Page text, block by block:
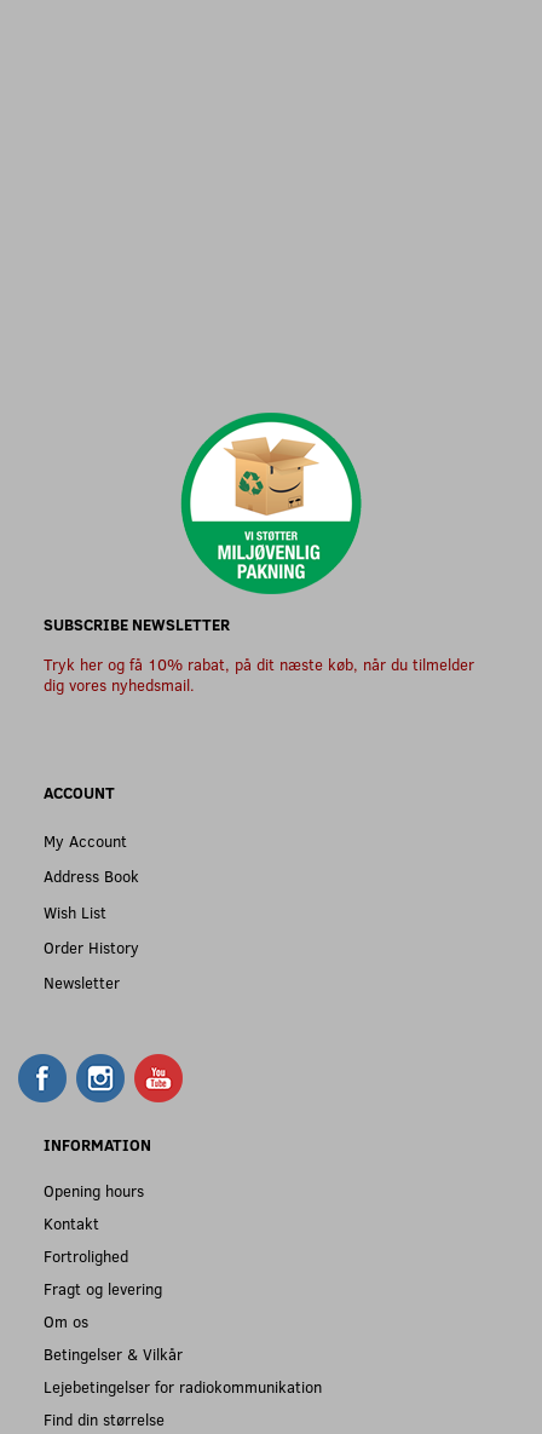
SUBSCRIBE NEWSLETTER
Tryk her og få 10% rabat, på dit næste køb, når du tilmelder
dig vores nyhedsmail.
ACCOUNT
My Account
Address Book
Wish List
Order History
Newsletter
INFORMATION
Opening hours
Kontakt
Fortrolighed
Fragt og levering
Om os
Betingelser & Vilkår
Lejebetingelser for radiokommunikation
Find din størrelse